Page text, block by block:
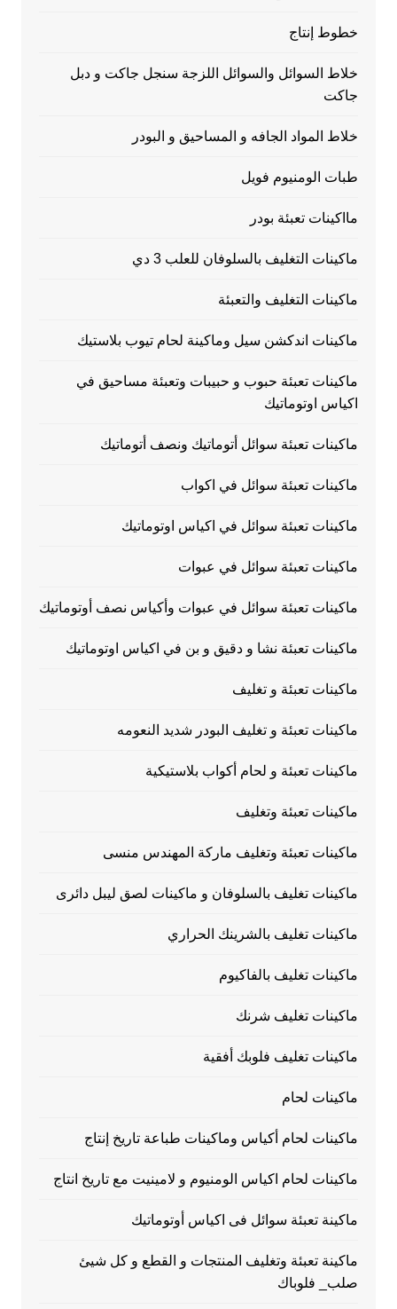
خطوط إنتاج
خلاط السوائل والسوائل اللزجة سنجل جاكت و دبل
جاكت
خلاط المواد الجافه و المساحيق و البودر
طبات الومنيوم فويل
مااكينات تعبئة بودر
ماكينات التغليف بالسلوفان للعلب 3 دي
ماكينات التغليف والتعبئة
ماكينات اندكشن سيل وماكينة لحام تيوب بلاستيك
ماكينات تعبئة حبوب و حبيبات وتعبئة مساحيق في
اكياس اوتوماتيك
ماكينات تعبئة سوائل أتوماتيك ونصف أتوماتيك
ماكينات تعبئة سوائل في اكواب
ماكينات تعبئة سوائل في اكياس اوتوماتيك
ماكينات تعبئة سوائل في عبوات
ماكينات تعبئة سوائل في عبوات وأكياس نصف أوتوماتيك
ماكينات تعبئة نشا و دقيق و بن في اكياس اوتوماتيك
ماكينات تعبئة و تغليف
ماكينات تعبئة و تغليف البودر شديد النعومه
ماكينات تعبئة و لحام أكواب بلاستيكية
ماكينات تعبئة وتغليف
ماكينات تعبئة وتغليف ماركة المهندس منسى
ماكينات تغليف بالسلوفان و ماكينات لصق ليبل دائرى
ماكينات تغليف بالشرينك الحراري
ماكينات تغليف بالفاكيوم
ماكينات تغليف شرنك
ماكينات تغليف فلوبك أفقية
ماكينات لحام
ماكينات لحام أكياس وماكينات طباعة تاريخ إنتاج
ماكينات لحام اكياس الومنيوم و لامينيت مع تاريخ انتاج
ماكينة تعبئة سوائل فى اكياس أوتوماتيك
ماكينة تعبئة وتغليف المنتجات و القطع و كل شيئ
صلب_ فلوباك